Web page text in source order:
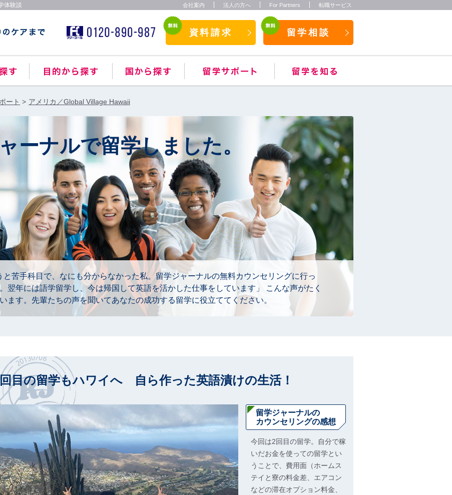
体験談 会社案内 法人の方へ For Partners 転職サービス
資料請求 留学相談
ート アメリカ／Global Village Hawaii
ーナルで留学しました。
と苦手科目で、なにも分からなかった私。留学ジャーナルの無料カウンセリングに行っ
翌年には語学留学し、今は帰国して英語を活かした仕事をしています」 こんな声がたく
ます。先輩たちの声を聞いてあなたの成功する留学に役立ててください。
目の留学もハワイへ 自ら作った英語漬けの生活！
留学ジャーナルの
カウンセリングの感想
今回は2回目の留学。自分で稼
いだお金を使っての留学とい
うことで、費用面（ホームス
テイと寮の料金差、エアコン
などの滞在オプション料金、